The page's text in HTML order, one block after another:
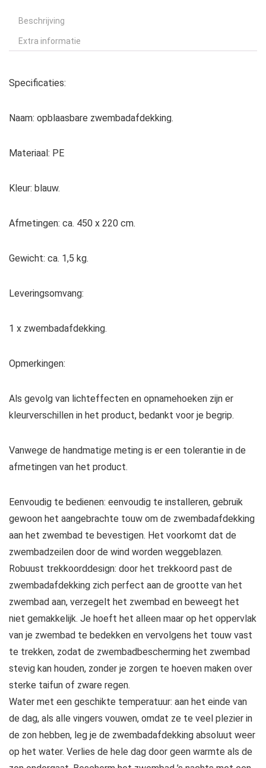
Beschrijving
Extra informatie
Specificaties:
Naam: opblaasbare zwembadafdekking.
Materiaal: PE
Kleur: blauw.
Afmetingen: ca. 450 x 220 cm.
Gewicht: ca. 1,5 kg.
Leveringsomvang:
1 x zwembadafdekking.
Opmerkingen:
Als gevolg van lichteffecten en opnamehoeken zijn er
kleurverschillen in het product, bedankt voor je begrip.
Vanwege de handmatige meting is er een tolerantie in de
afmetingen van het product.
Eenvoudig te bedienen: eenvoudig te installeren, gebruik
gewoon het aangebrachte touw om de zwembadafdekking
aan het zwembad te bevestigen. Het voorkomt dat de
zwembadzeilen door de wind worden weggeblazen.
Robuust trekkoorddesign: door het trekkoord past de
zwembadafdekking zich perfect aan de grootte van het
zwembad aan, verzegelt het zwembad en beweegt het
niet gemakkelijk. Je hoeft het alleen maar op het oppervlak
van je zwembad te bedekken en vervolgens het touw vast
te trekken, zodat de zwembadbescherming het zwembad
stevig kan houden, zonder je zorgen te hoeven maken over
sterke taifun of zware regen.
Water met een geschikte temperatuur: aan het einde van
de dag, als alle vingers vouwen, omdat ze te veel plezier in
de zon hebben, leg je de zwembadafdekking absoluut weer
op het water. Verlies de hele dag door geen warmte als de